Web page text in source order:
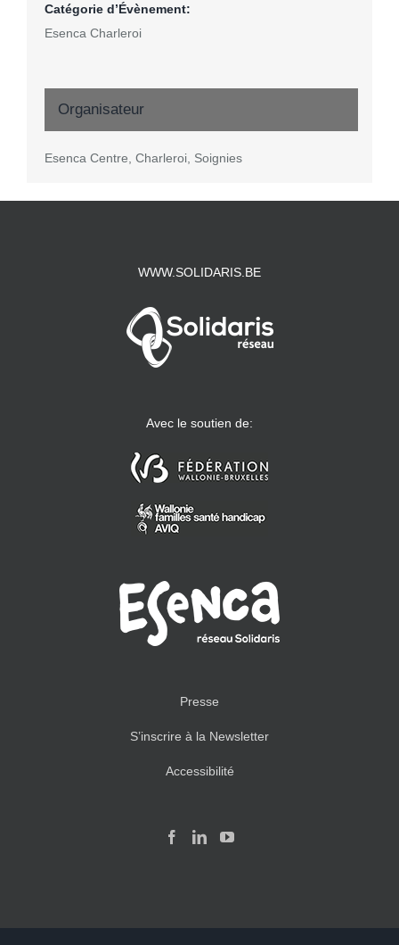
Catégorie d’Évènement:
Esenca Charleroi
Organisateur
Esenca Centre, Charleroi, Soignies
WWW.SOLIDARIS.BE
Avec le soutien de:
Presse
S’inscrire à la Newsletter
Accessibilité